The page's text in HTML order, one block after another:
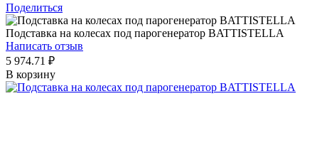
Поделиться
Подставка на колесах под парогенератор BATTISTELLA
Написать отзыв
5 974.71 ₽
В корзину